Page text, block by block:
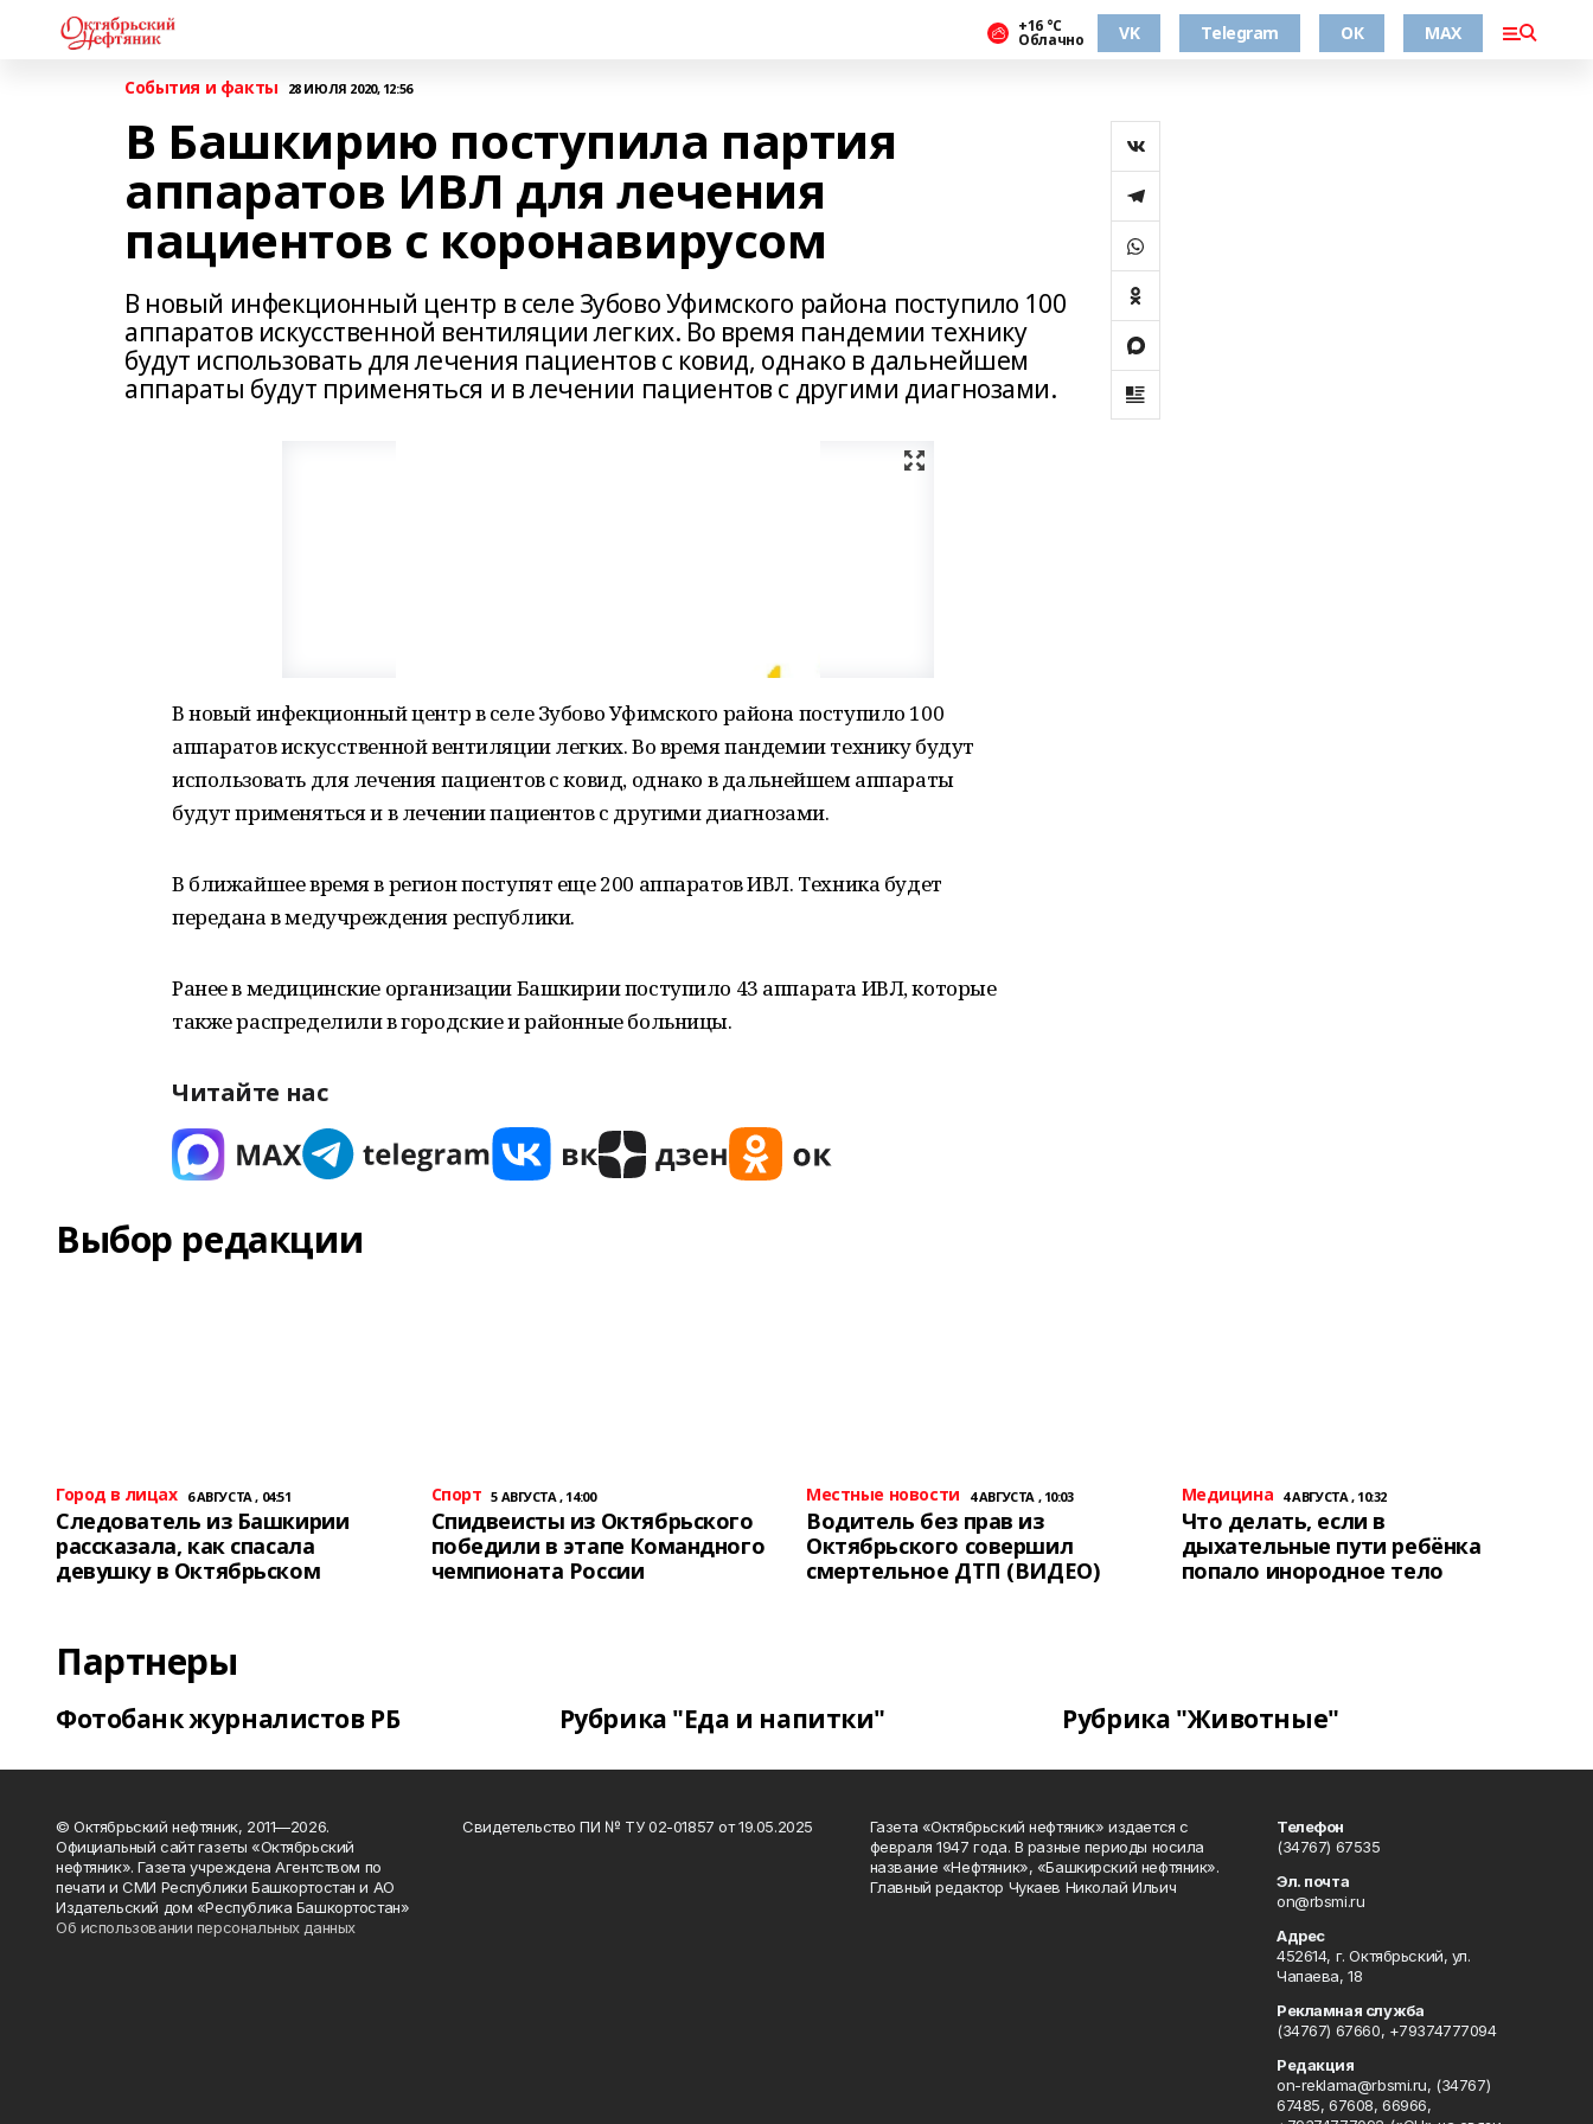
+16 °С
Облачно VK Telegram ОК MAX
События и факты 28 ИЮЛЯ 2020, 12:56
В Башкирию поступила партия
аппаратов ИВЛ для лечения
пациентов с коронавирусом
В новый инфекционный центр в селе Зубово Уфимского района поступило 100
аппаратов искусственной вентиляции легких. Во время пандемии технику
будут использовать для лечения пациентов с ковид, однако в дальнейшем
аппараты будут применяться и в лечении пациентов с другими диагнозами.
В новый инфекционный центр в селе Зубово Уфимского района поступило 100
аппаратов искусственной вентиляции легких. Во время пандемии технику будут
использовать для лечения пациентов с ковид, однако в дальнейшем аппараты
будут применяться и в лечении пациентов с другими диагнозами.
В ближайшее время в регион поступят еще 200 аппаратов ИВЛ. Техника будет
передана в медучреждения республики.
Ранее в медицинские организации Башкирии поступило 43 аппарата ИВЛ, которые
также распределили в городские и районные больницы.
Читайте нас
Выбор редакции
Город в лицах 6 АВГУСТА , 04:51
Следователь из Башкирии
рассказала, как спасала
девушку в Октябрьском
Спорт 5 АВГУСТА , 14:00
Спидвеисты из Октябрьского
победили в этапе Командного
чемпионата России
Местные новости 4 АВГУСТА , 10:03
Водитель без прав из
Октябрьского совершил
смертельное ДТП (ВИДЕО)
Медицина 4 АВГУСТА , 10:32
Что делать, если в
дыхательные пути ребёнка
попало инородное тело
Партнеры
Фотобанк журналистов РБ Рубрика "Еда и напитки" Рубрика "Животные"
© Октябрьский нефтяник, 2011—2026.
Официальный сайт газеты «Октябрьский
нефтяник». Газета учреждена Агентством по
печати и СМИ Республики Башкортостан и АО
Издательский дом «Республика Башкортостан»
Об использовании персональных данных
Свидетельство ПИ № ТУ 02-01857 от 19.05.2025
Газета «Октябрьский нефтяник» издается с
февраля 1947 года. В разные периоды носила
название «Нефтяник», «Башкирский нефтяник».
Главный редактор Чукаев Николай Ильич
Телефон
(34767) 67535
Эл. почта
on@rbsmi.ru
Адрес
452614, г. Октябрьский, ул.
Чапаева, 18
Рекламная служба
(34767) 67660, +79374777094
Редакция
on-reklama@rbsmi.ru, (34767)
67485, 67608, 66966,